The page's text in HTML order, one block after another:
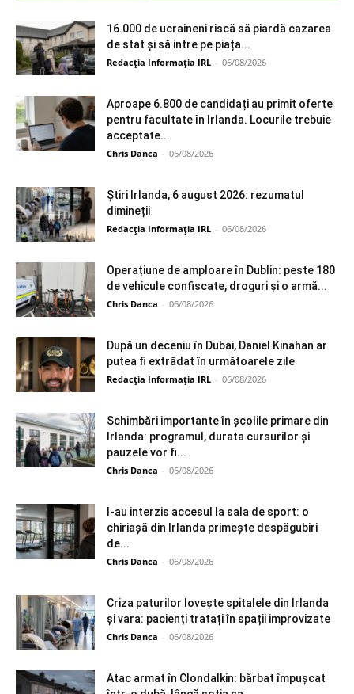
16.000 de ucraineni riscă să piardă cazarea
de stat și să intre pe piața...
Redacția Informația IRL - 06/08/2026
Aproape 6.800 de candidați au primit oferte
pentru facultate în Irlanda. Locurile trebuie
acceptate...
Chris Danca - 06/08/2026
Știri Irlanda, 6 august 2026: rezumatul
dimineții
Redacția Informația IRL - 06/08/2026
Operațiune de amploare în Dublin: peste 180
de vehicule confiscate, droguri și o armă...
Chris Danca - 06/08/2026
După un deceniu în Dubai, Daniel Kinahan ar
putea fi extrădat în următoarele zile
Redacția Informația IRL - 06/08/2026
Schimbări importante în școlile primare din
Irlanda: programul, durata cursurilor și
pauzele vor fi...
Chris Danca - 06/08/2026
I-au interzis accesul la sala de sport: o
chiriașă din Irlanda primește despăgubiri
de...
Chris Danca - 06/08/2026
Criza paturilor lovește spitalele din Irlanda
și vara: pacienți tratați în spații improvizate
Chris Danca - 06/08/2026
Atac armat în Clondalkin: bărbat împușcat